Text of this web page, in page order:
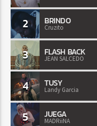
2 BRINDO
Cruzito
3 FLASH BACK
JEAN SALCEDO
4 TUSY
Landy Garcia
5 JUEGA
MADRiiNA